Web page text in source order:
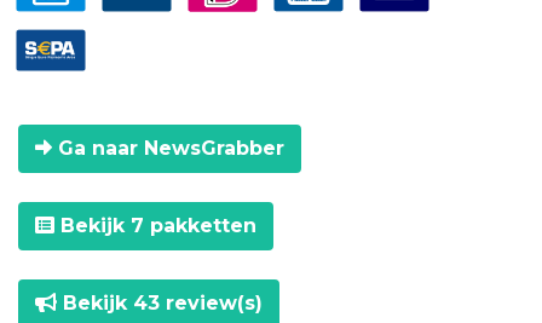
Ga naar NewsGrabber
Bekijk 7 pakketten
Bekijk 43 review(s)